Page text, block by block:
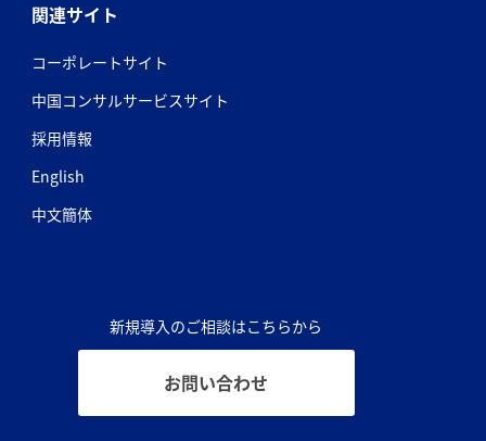
関連サイト
コーポレートサイト
中国コンサルサービスサイト
採用情報
English
中文簡体
新規導入のご相談はこちらから
お問い合わせ